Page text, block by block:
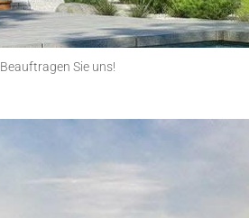
Beauftragen Sie uns!